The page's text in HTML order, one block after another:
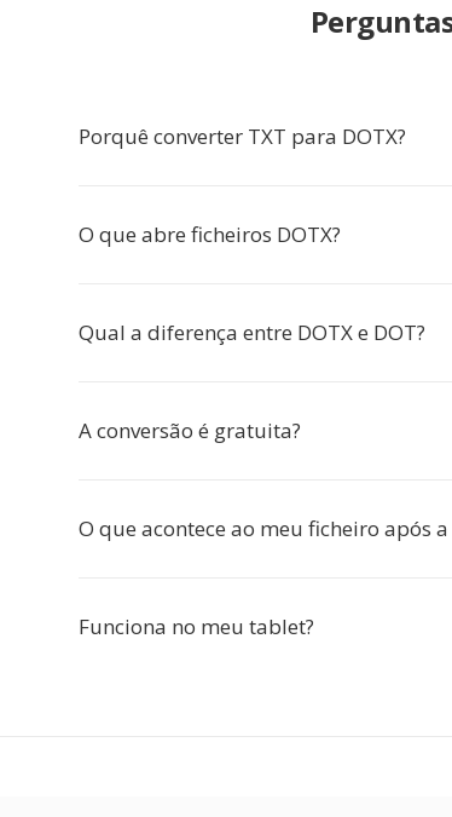
Porquê converter TXT para DOTX?
O que abre ficheiros DOTX?
Qual a diferença entre DOTX e DOT?
A conversão é gratuita?
O que acontece ao meu ficheiro após a
Funciona no meu tablet?